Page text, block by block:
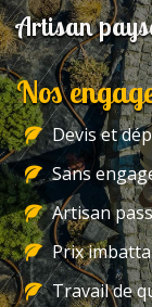
Artisan
Nos
Devis et
Sans
Artisan
Prix
Travail de